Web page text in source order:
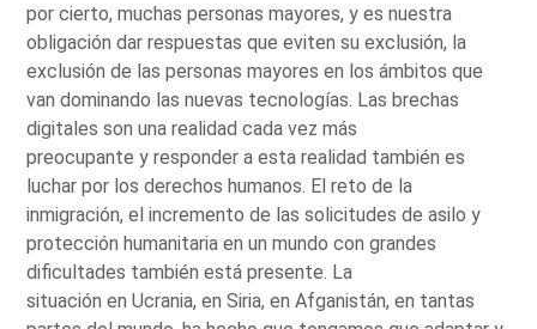
por cierto, muchas personas mayores, y es nuestra
obligación dar respuestas que eviten su exclusión, la
exclusión de las personas mayores en los ámbitos que
van dominando las nuevas tecnologías. Las brechas
digitales son una realidad cada vez más
preocupante y responder a esta realidad también es
luchar por los derechos humanos. El reto de la
inmigración, el incremento de las solicitudes de asilo y
protección humanitaria en un mundo con grandes
dificultades también está presente. La
situación en Ucrania, en Siria, en Afganistán, en tantas